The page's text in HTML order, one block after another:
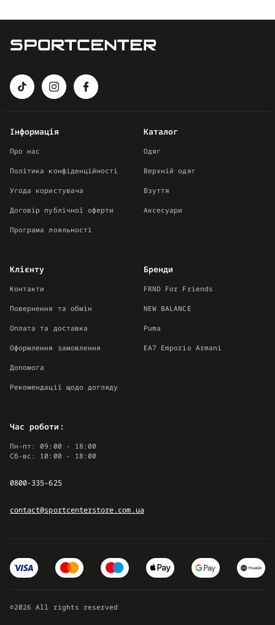
Каталог
Одяг
Верхній одяг
Взуття
Аксесуари
Інформація
Про нас
Політика конфіденційності
Угода користувача
Договір публічної оферти
Програма лояльності
Клієнту
Контакти
Повернення та обмін
Оплата та доставка
Оформлення замовлення
Допомога
Рекомендації щодо догляду
Бренди
FRND For Friends
NEW BALANCE
Puma
EA7 Emporio Armani
Час роботи:
Пн-пт: 09:00 - 18:00
Сб-вс: 10:00 - 18:00
0800-335-625
contact@sportcenterstore.com.ua
©2026 All rights reserved